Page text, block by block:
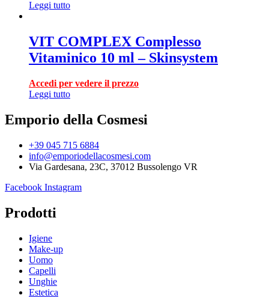
Leggi tutto
VIT COMPLEX Complesso
Vitaminico 10 ml – Skinsystem
Accedi per vedere il prezzo
Leggi tutto
Emporio della Cosmesi
+39 045 715 6884
info@emporiodellacosmesi.com
Via Gardesana, 23C, 37012 Bussolengo VR
Facebook Instagram
Prodotti
Igiene
Make-up
Uomo
Capelli
Unghie
Estetica